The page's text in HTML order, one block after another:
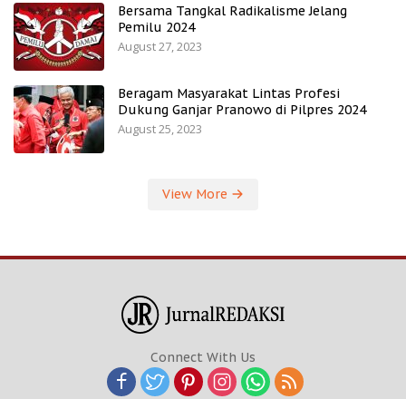
Bersama Tangkal Radikalisme Jelang
Pemilu 2024
August 27, 2023
Beragam Masyarakat Lintas Profesi
Dukung Ganjar Pranowo di Pilpres 2024
August 25, 2023
View More
Connect With Us